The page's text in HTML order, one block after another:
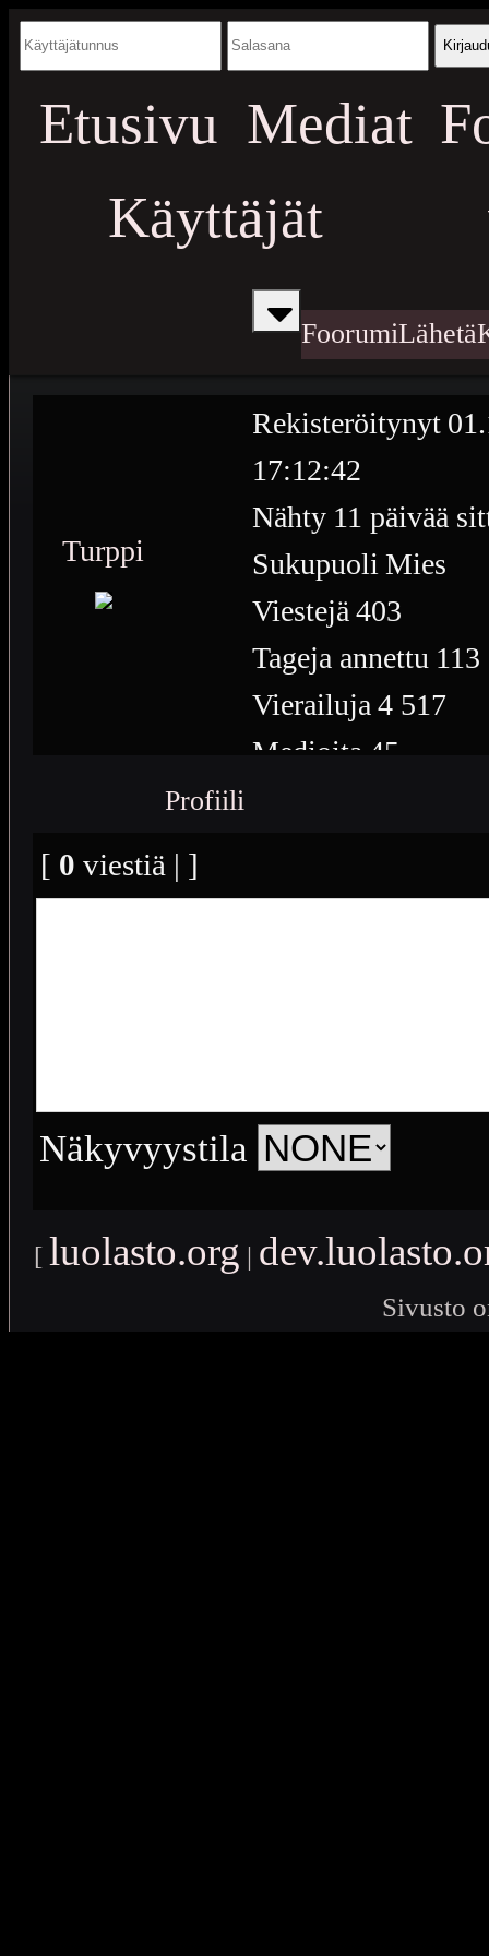
Etusivu Mediat
Käyttäjät
FoorumiLähetä
Turppi
Rekisteröitynyt
17:12:42
Nähty 11 päivää
Sukupuoli Mies
Viestejä 403
Tageja annettu 113
Vierailuja 4 517
Medioita 45
Saavutuksia1
Profiili
[ 0 viestiä | ]
Näkyvyystila
[ luolasto.org |
Sivusto